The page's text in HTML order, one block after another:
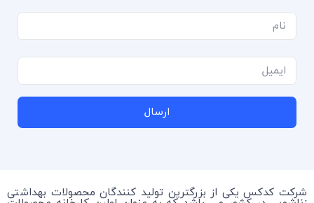
ارسال
شرکت کدکس یکی از بزرگترین تولید کنندگان محصولات بهداشتی